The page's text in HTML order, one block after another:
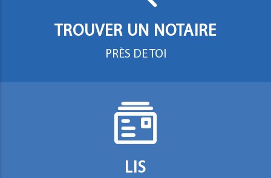
TROUVER UN NOTAIRE
PRÈS DE TOI
LIS